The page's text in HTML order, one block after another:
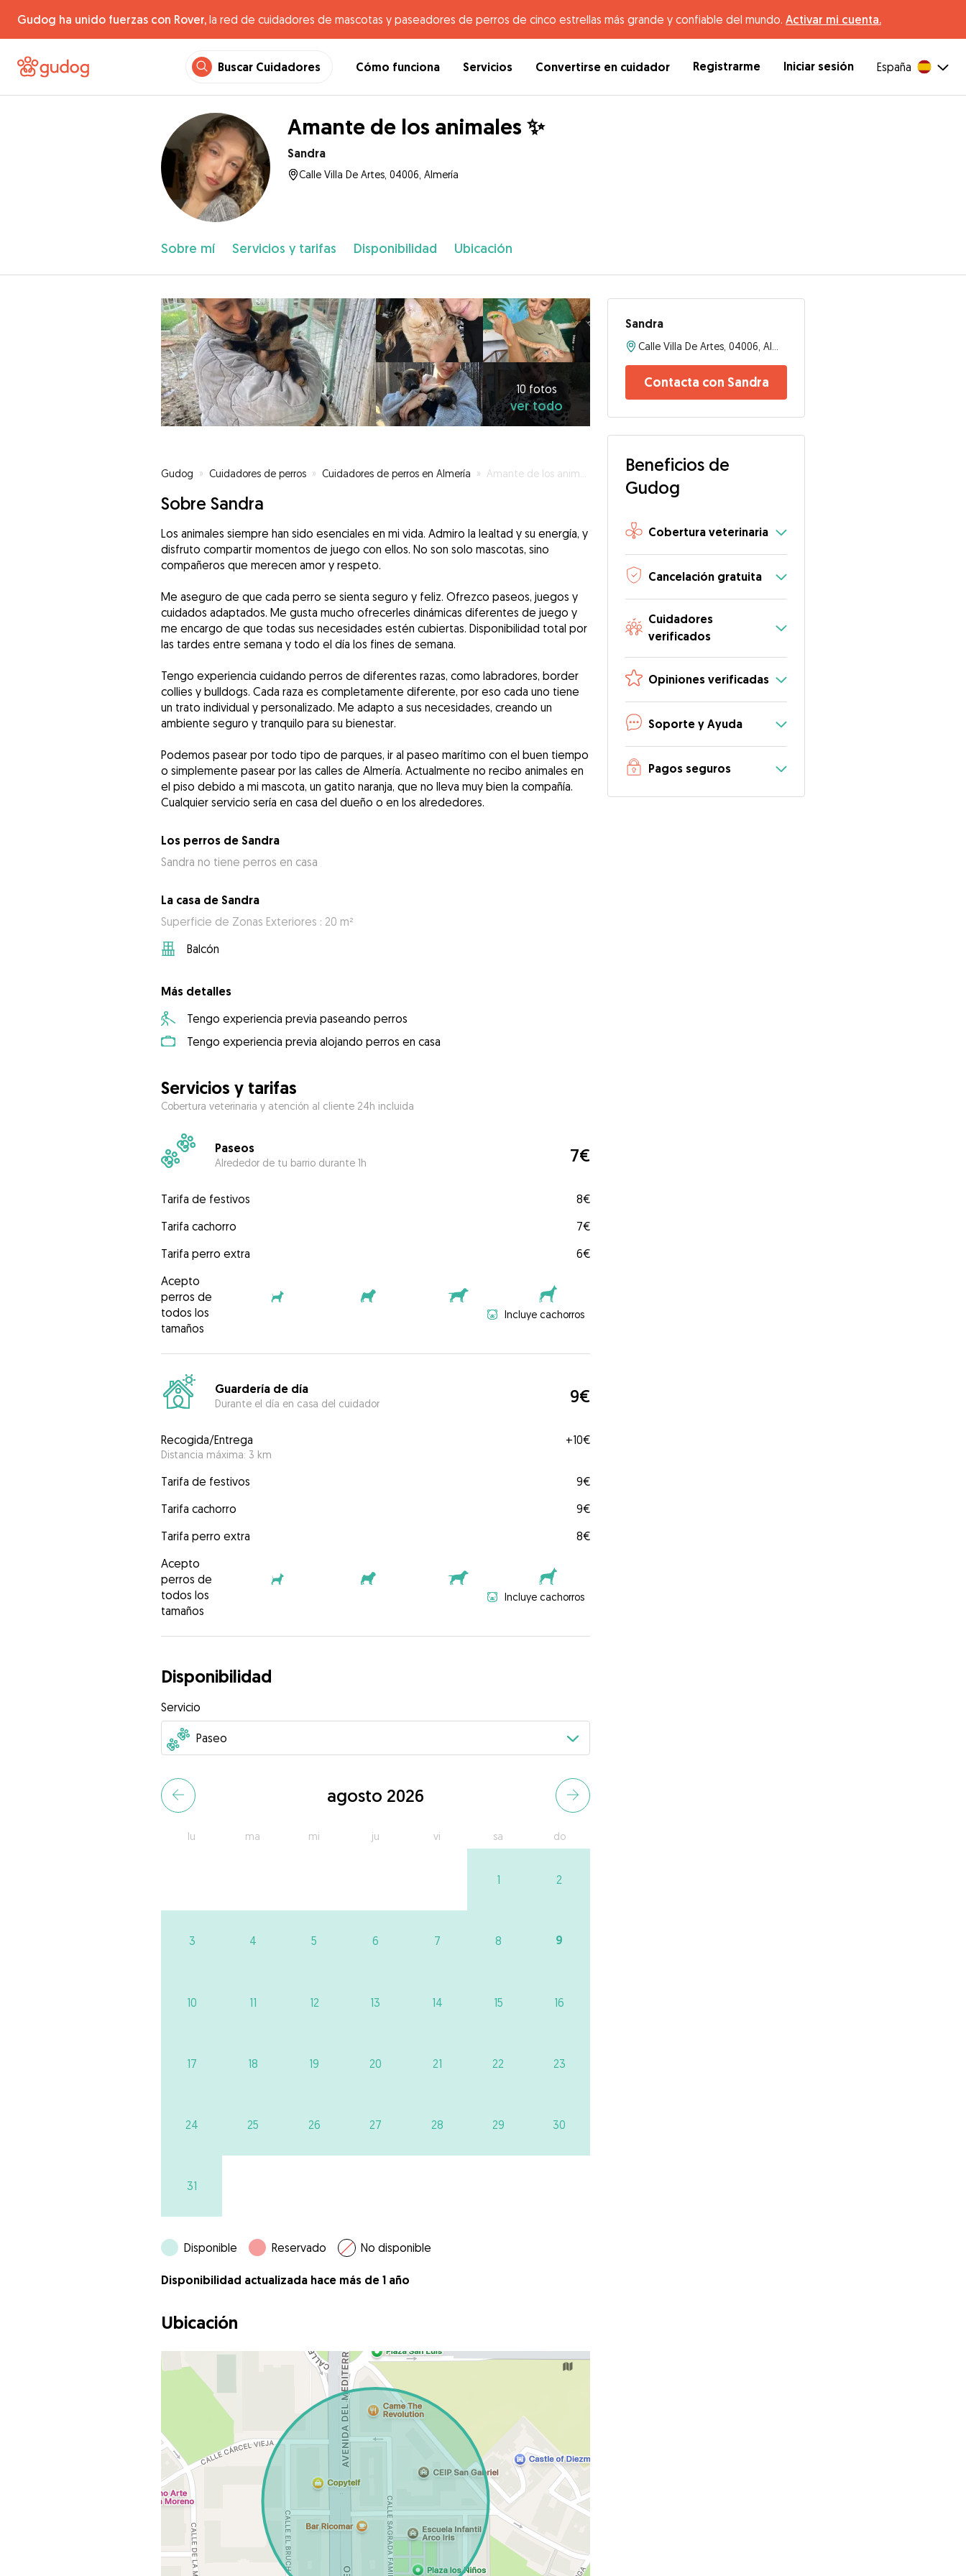
Gudog ha unido fuerzas con Rover, la red de cuidadores de mascotas y paseadores de perros de cinco estrellas más grande y confiable del mundo. Activar mi cuenta.
Buscar Cuidadores Cómo funciona Servicios Convertirse en cuidador Registrarme Iniciar sesión España
Amante de los animales ✨
Sandra
Calle Villa De Artes, 04006, Almería
Sobre mí Servicios y tarifas Disponibilidad Ubicación
10 fotos
ver todo
Gudog » Cuidadores de perros » Cuidadores de perros en Almería » Amante de los animales ✨
Sobre Sandra
Los animales siempre han sido esenciales en mi vida. Admiro la lealtad y su energía, y
disfruto compartir momentos de juego con ellos. No son solo mascotas, sino
compañeros que merecen amor y respeto.
Me aseguro de que cada perro se sienta seguro y feliz. Ofrezco paseos, juegos y
cuidados adaptados. Me gusta mucho ofrecerles dinámicas diferentes de juego y
me encargo de que todas sus necesidades estén cubiertas. Disponibilidad total por
las tardes entre semana y todo el día los fines de semana.
Tengo experiencia cuidando perros de diferentes razas, como labradores, border
collies y bulldogs. Cada raza es completamente diferente, por eso cada uno tiene
un trato individual y personalizado. Me adapto a sus necesidades, creando un
ambiente seguro y tranquilo para su bienestar.
Podemos pasear por todo tipo de parques, ir al paseo marítimo con el buen tiempo
o simplemente pasear por las calles de Almería. Actualmente no recibo animales en
el piso debido a mi mascota, un gatito naranja, que no lleva muy bien la compañía.
Cualquier servicio sería en casa del dueño o en los alrededores.
Los perros de Sandra
Sandra no tiene perros en casa
La casa de Sandra
Superficie de Zonas Exteriores : 20 m²
Balcón
Más detalles
Tengo experiencia previa paseando perros
Tengo experiencia previa alojando perros en casa
Servicios y tarifas
Cobertura veterinaria y atención al cliente 24h incluida
Paseos
Alrededor de tu barrio durante 1h 7€
Tarifa de festivos
8€
Tarifa cachorro
7€
Tarifa perro extra
6€
Acepto
perros de
todos los
tamaños
Incluye cachorros
Guardería de día
Durante el día en casa del cuidador 9€
Recogida/Entrega
Distancia máxima: 3 km
+10€
Tarifa de festivos
9€
Tarifa cachorro
9€
Tarifa perro extra
8€
Acepto
perros de
todos los
tamaños
Incluye cachorros
Disponibilidad
Servicio
agosto 2026
lu ma mi ju vi sa do
1 2
3 4 5 6 7 8 9
10 11 12 13 14 15 16
17 18 19 20 21 22 23
24 25 26 27 28 29 30
31
Disponible Reservado No disponible
Disponibilidad actualizada hace más de 1 año
Ubicación
Sandra
Contacta con Sandra
Beneficios de
Gudog
Cobertura veterinaria
Cancelación gratuita
Cuidadores
verificados
Opiniones verificadas
Soporte y Ayuda
Pagos seguros